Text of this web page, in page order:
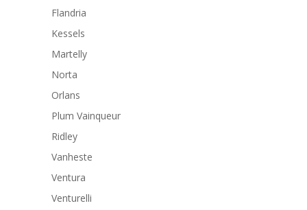
Flandria
Kessels
Martelly
Norta
Orlans
Plum Vainqueur
Ridley
Vanheste
Ventura
Venturelli